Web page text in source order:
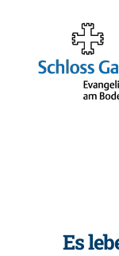
Werkzeugleiste öffnen
springen
Es